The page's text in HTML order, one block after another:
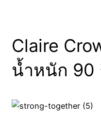
Claire
น้ำหนัก 90